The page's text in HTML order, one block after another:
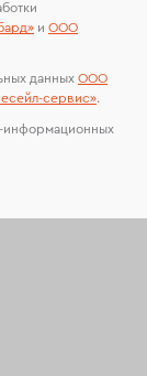
и ООО
данных ООО
сервиc».
информационных